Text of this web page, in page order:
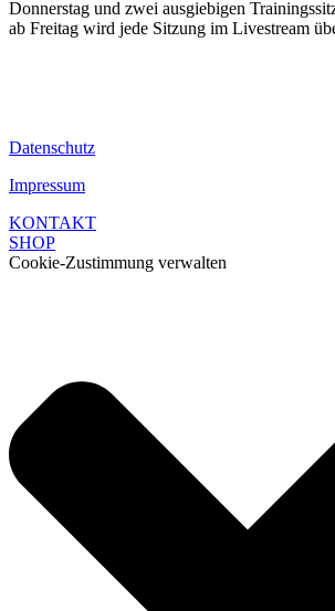
Donnerstag und zwei ausgiebigen
ab Freitag wird jede Sitzung im Livestream
Datenschutz
Impressum
KONTAKT
SHOP
Cookie-Zustimmung verwalten